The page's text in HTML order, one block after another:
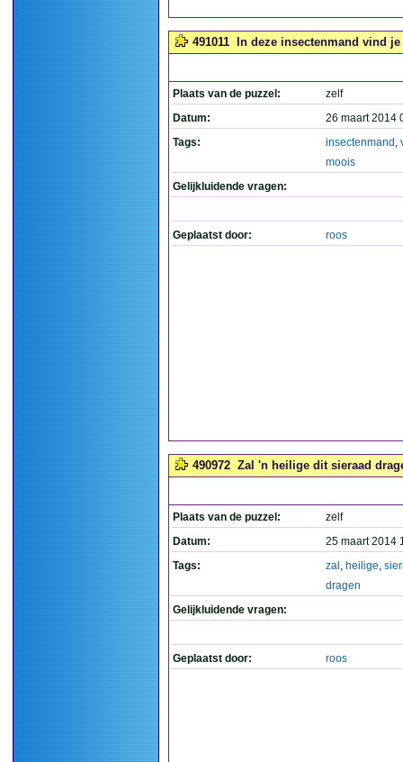
491011 In deze insectenmand vind
Plaats van de puzzel:
zelf
Datum:
26 maart 2014
Tags:
insectenmand ,
moois
Gelijkluidende vragen:
Geplaatst door: roos
490972 Zal 'n heilige dit sieraad
Plaats van de puzzel:
zelf
Datum:
25 maart 2014
Tags:
zal , heilige,
dragen
Gelijkluidende vragen:
Geplaatst door: roos